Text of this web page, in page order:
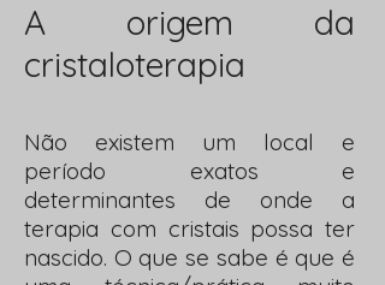
A origem da
cristaloterapia
Não existem um local e
período exatos e
determinantes de onde a
terapia com cristais possa ter
nascido. O que se sabe é que é